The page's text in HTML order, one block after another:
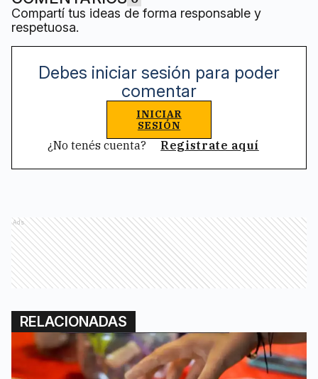
Compartí tus ideas de forma responsable y
respetuosa.
Debes iniciar sesión para poder
comentar
INICIAR
SESIÓN
¿No tenés cuenta? Registrate aquí
Ads
RELACIONADAS